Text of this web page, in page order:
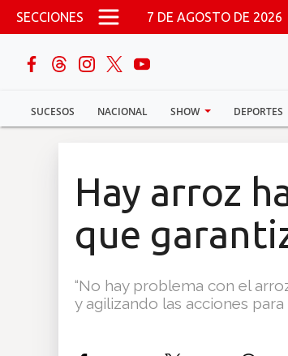
Pasar al contenido principal
SECCIONES 7 DE AGOSTO DE 2026
SUCESOS NACIONAL SHOW DEPORTES
buscar
Sucesos
Hay arroz
que
“No hay problema con el
y agilizando las acciones